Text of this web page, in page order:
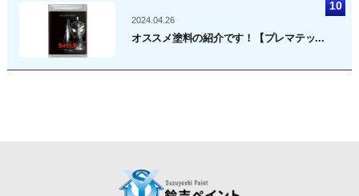
2024.04.26
オススメ塗料の紹介です！【プレマテッ...